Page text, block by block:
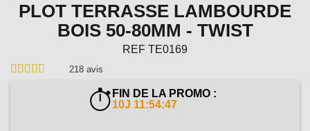
PLOT TERRASSE LAMBOURDE
BOIS 50-80MM - TWIST
REF TE0169
218 avis
FIN DE LA PROMO :
10J 11:54:46